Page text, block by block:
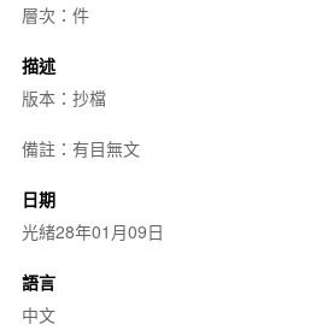
層次：件
描述
版本：抄檔
備註：有目無文
日期
光緒28年01月09日
語言
中文